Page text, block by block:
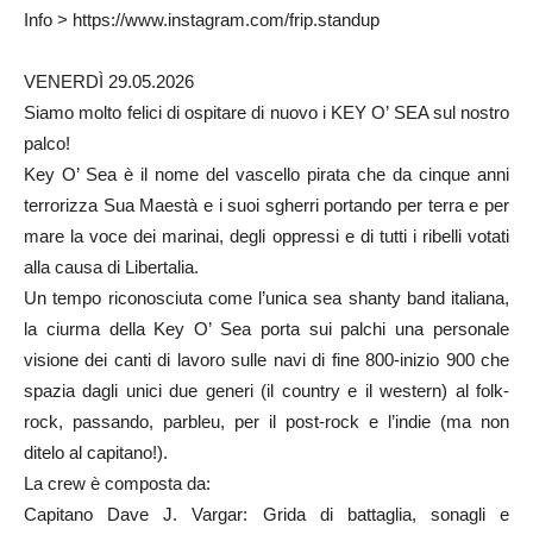
Info > https://www.instagram.com/frip.standup
VENERDÌ 29.05.2026
Siamo molto felici di ospitare di nuovo i KEY O’ SEA sul nostro
palco!
Key O’ Sea è il nome del vascello pirata che da cinque anni
terrorizza Sua Maestà e i suoi sgherri portando per terra e per
mare la voce dei marinai, degli oppressi e di tutti i ribelli votati
alla causa di Libertalia.
Un tempo riconosciuta come l’unica sea shanty band italiana,
la ciurma della Key O’ Sea porta sui palchi una personale
visione dei canti di lavoro sulle navi di fine 800-inizio 900 che
spazia dagli unici due generi (il country e il western) al folk-
rock, passando, parbleu, per il post-rock e l’indie (ma non
ditelo al capitano!).
La crew è composta da:
Capitano Dave J. Vargar: Grida di battaglia, sonagli e